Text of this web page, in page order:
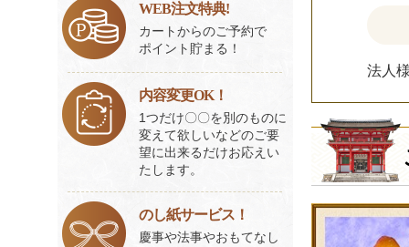
法人
WEB注文特典!
カートからのご予約で
ポイント貯まる！
内容変更OK！
1つだけ〇〇を別のものに
変えて欲しいなどのご要
望に出来るだけお応えい
たします。
のし紙サービス！
慶事や法事やおもてなし